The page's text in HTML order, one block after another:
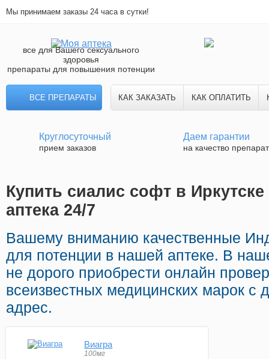
Мы принимаем заказы 24 часа в сутки!
все для Вашего сексуального
здоровья
препараты для повышения потенции
ВСЕ ПРЕПАРАТЫ КАК ЗАКАЗАТЬ КАК ОПЛАТИТЬ
Круглосуточный
прием заказов
Даем гарантии
на качество
Купить сиалис софт в
аптека 24/7
Вашему вниманию качественные
для потенции в нашей аптеке. В
не дорого приобрести онлайн
всеизвестных медицинских марок с
адрес.
Виагра
100мг